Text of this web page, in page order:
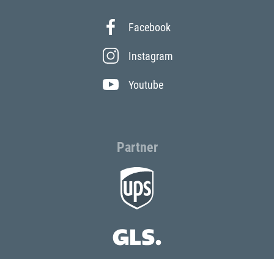
Facebook
Instagram
Youtube
Partner